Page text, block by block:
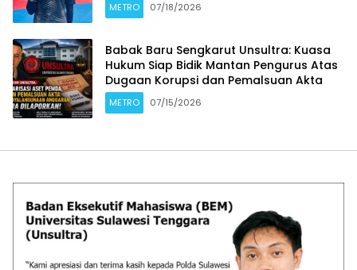
METRO 07/18/2026
Babak Baru Sengkarut Unsultra: Kuasa
Hukum Siap Bidik Mantan Pengurus Atas
Dugaan Korupsi dan Pemalsuan Akta
METRO 07/15/2026